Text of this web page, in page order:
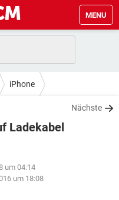
MENU
IOS iPhone
Nächste
Ladekabel
um 04:14
um 18:08